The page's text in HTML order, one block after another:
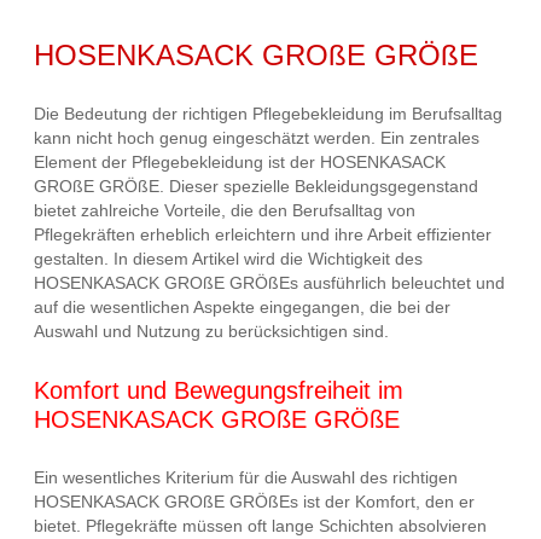
HOSENKASACK GROßE GRÖßE
Die Bedeutung der richtigen Pflegebekleidung im Berufsalltag
kann nicht hoch genug eingeschätzt werden. Ein zentrales
Element der Pflegebekleidung ist der HOSENKASACK
GROßE GRÖßE. Dieser spezielle Bekleidungsgegenstand
bietet zahlreiche Vorteile, die den Berufsalltag von
Pflegekräften erheblich erleichtern und ihre Arbeit effizienter
gestalten. In diesem Artikel wird die Wichtigkeit des
HOSENKASACK GROßE GRÖßEs ausführlich beleuchtet und
auf die wesentlichen Aspekte eingegangen, die bei der
Auswahl und Nutzung zu berücksichtigen sind.
Komfort und Bewegungsfreiheit im
HOSENKASACK GROßE GRÖßE
Ein wesentliches Kriterium für die Auswahl des richtigen
HOSENKASACK GROßE GRÖßEs ist der Komfort, den er
bietet. Pflegekräfte müssen oft lange Schichten absolvieren